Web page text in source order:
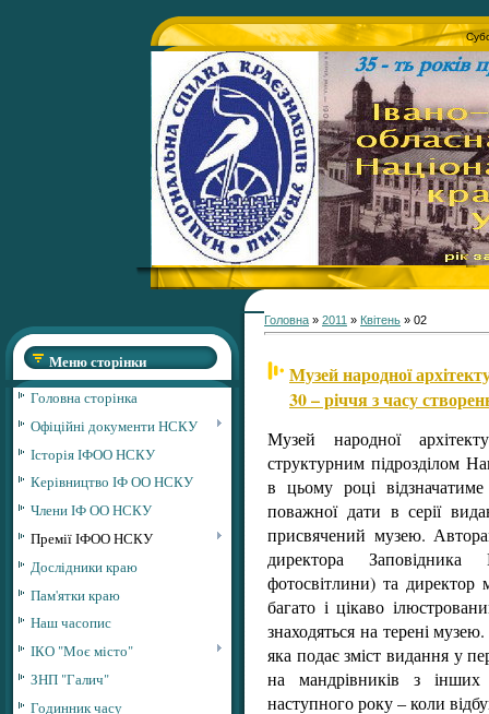
Меню сторінки
Головна сторінка
Офіційні документи НСКУ
Історія ІФОО НСКУ
Керівництво ІФ ОО НСКУ
Члени ІФ ОО НСКУ
Премії ІФОО НСКУ
Дослідники краю
Пам'ятки краю
Наш часопис
ІКО "Моє місто"
ЗНП "Галич"
Годинник часу
Головна » 2011 » Квітень » 02
Музей народної
30 – річчя з часу
Музей народної
структурним підрозділом
в цьому році
поважної дати в серії
присвячений музею.
директора
фотосвітлини) та
багато і цікаво
знаходяться на терені
яка подає зміст видання у
на мандрівників з
наступного року – коли